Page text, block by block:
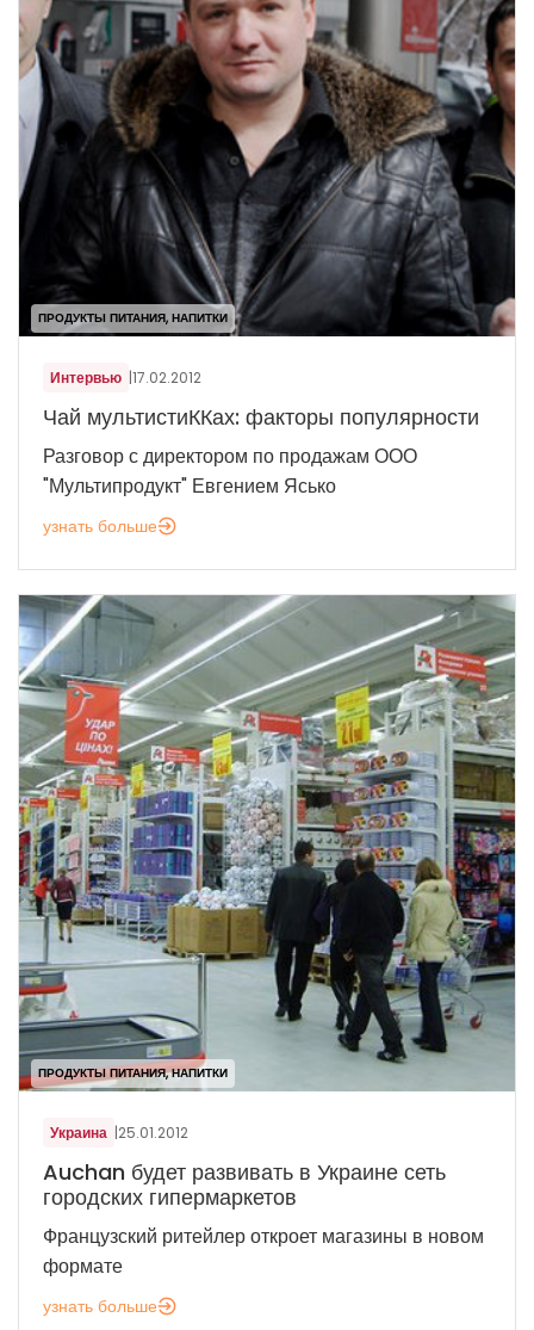
ПРОДУКТЫ ПИТАНИЯ, НАПИТКИ
Интервью |17.02.2012
Чай мультистиККах: факторы популярности
Разговор с директором по продажам ООО
"Мультипродукт" Евгением Ясько
узнать больше
ПРОДУКТЫ ПИТАНИЯ, НАПИТКИ
Украина |25.01.2012
Auchan будет развивать в Украине сеть
городских гипермаркетов
Французский ритейлер откроет магазины в новом
формате
узнать больше